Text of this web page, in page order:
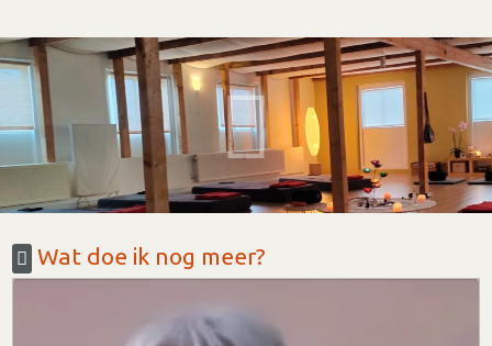
Wat doe ik nog meer?